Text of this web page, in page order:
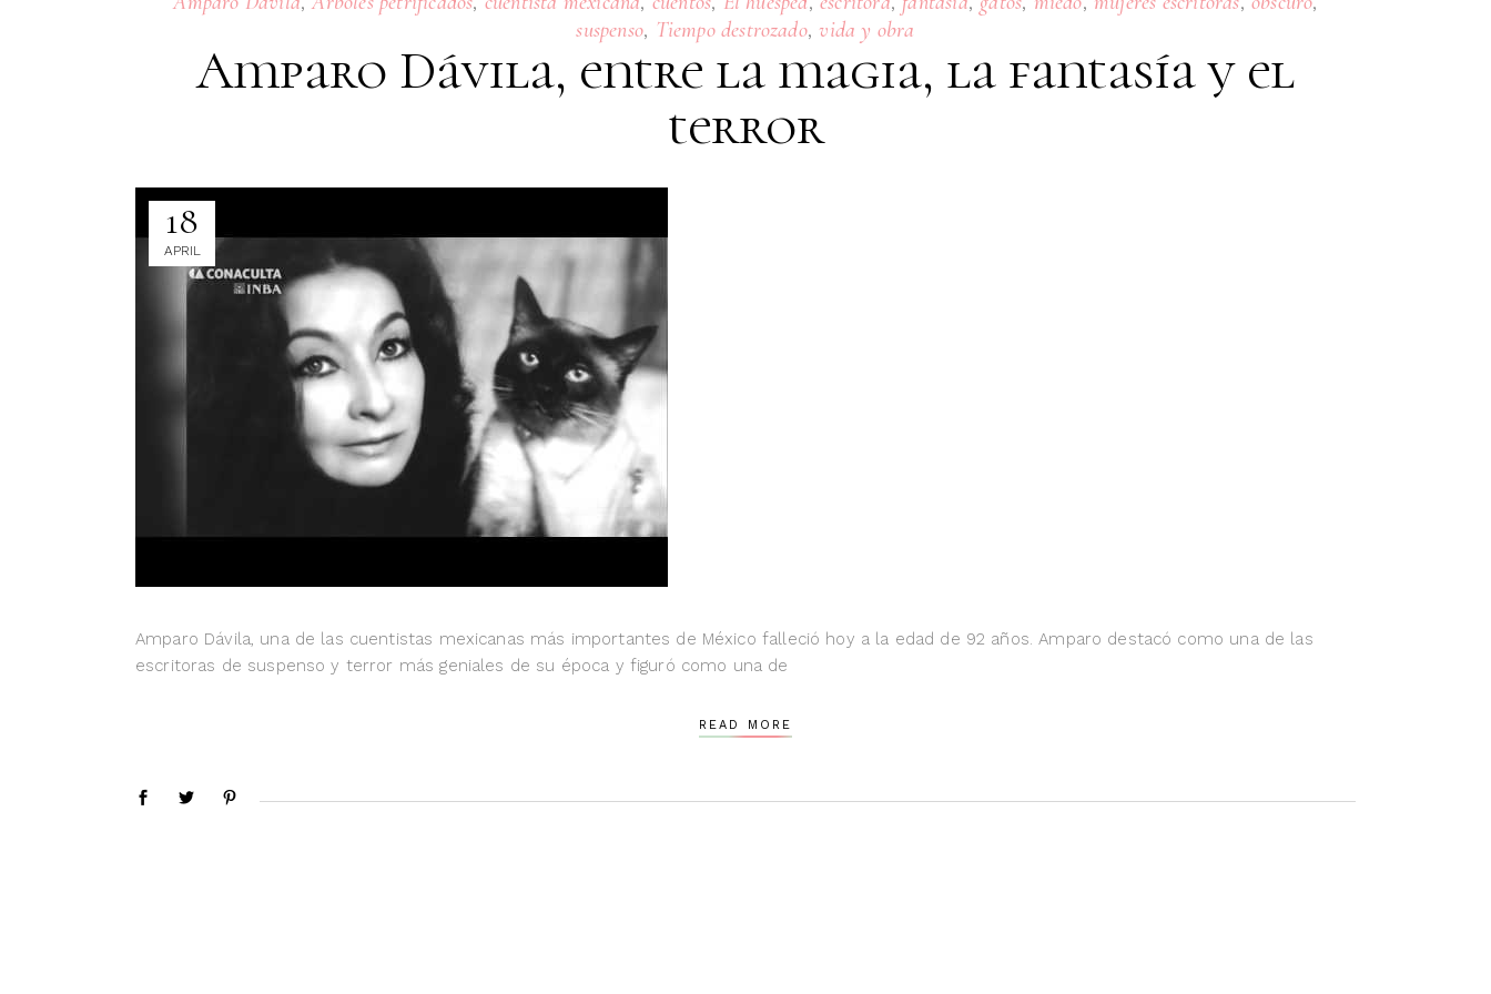
suspenso, Tiempo destrozado,vida y obra
Amparo Dávila, entre la magia, la fantasía y el
terror
18
APRIL
Amparo Dávila, una de las cuentistas mexicanas más importantes de México falleció hoy a la edad de 92 años. Amparo destacó como una de las
escritoras de suspenso y terror más geniales de su época y figuró como una de
READ MORE